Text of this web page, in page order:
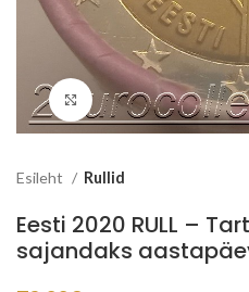
Suurenda
Esileht Rullid
Eesti 2020 RULL –
sajandaks